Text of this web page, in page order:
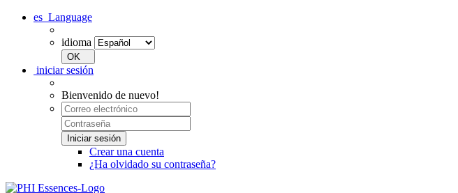
es Language
idioma
iniciar sesión
Bienvenido de nuevo!
Crear una cuenta
¿Ha olvidado su contraseña?